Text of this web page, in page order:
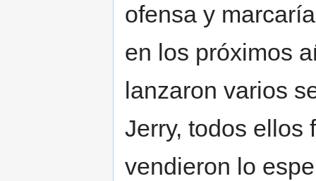
ofensa y
en los próximos
lanzaron varios
Jerry, todos ellos
vendieron lo